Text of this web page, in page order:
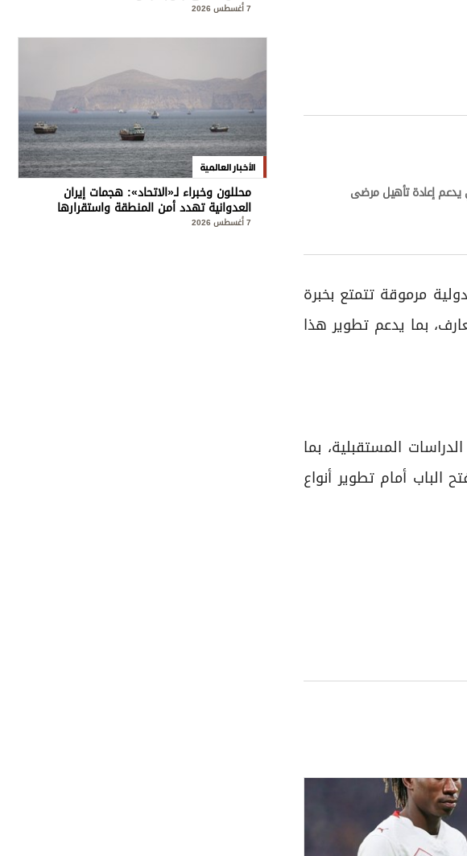
يدعم إعادة تأهيل مرضى
مرموقة تتمتع بخبرة
بما يدعم تطوير هذا
المستقبلية، بما
الباب أمام تطوير أنواع
7 أغسطس 2026
الأخبار العالمية
محللون وخبراء لـ«الاتحاد»: هجمات إيران
العدوانية تهدد أمن المنطقة واستقرارها
7 أغسطس 2026